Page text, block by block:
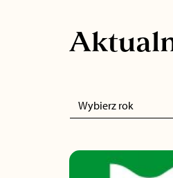
Wybierz rok